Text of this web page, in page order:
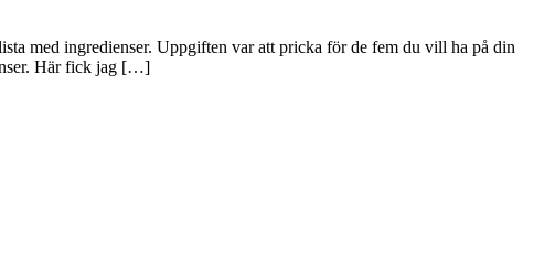
med ingredienser. Uppgiften var att pricka för de fem du vill ha på din
Här fick jag […]